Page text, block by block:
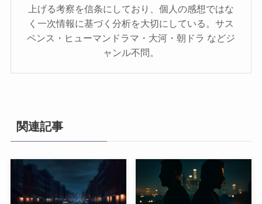
上げる考察を信条にしており、個人の感想ではな
く一次情報に基づく分析を大切にしている。サス
ペンス・ヒューマンドラマ・大河・朝ドラ などジ
ャンル不問。
関連記事